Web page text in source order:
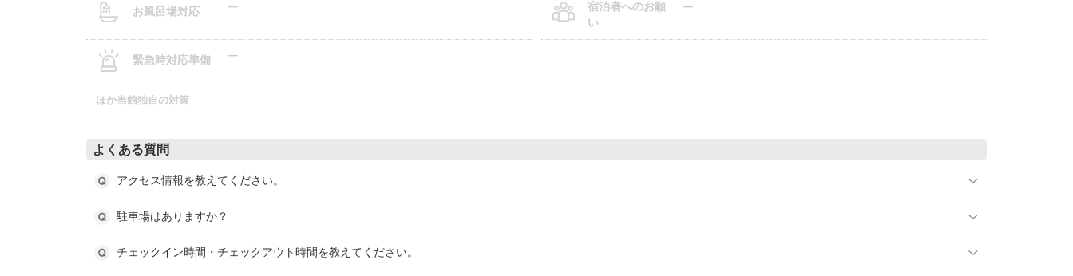
お風呂場対応 ー
宿泊者へのお願
い
ー
緊急時対応準備 ー
ほか当館独自の対策
よくある質問
アクセス情報を教えてください。
駐車場はありますか？
チェックイン時間・チェックアウト時間を教えてください。